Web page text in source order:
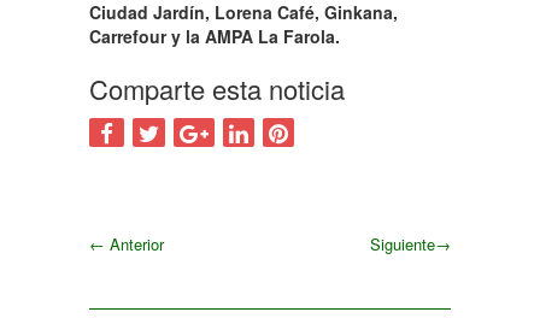
Ciudad Jardín, Lorena Café, Ginkana,
Carrefour y la AMPA La Farola.
Comparte esta noticia
← Anterior Siguiente→